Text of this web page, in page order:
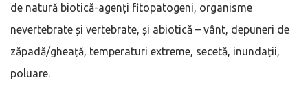
de natură biotică-agenți fitopatogeni, organisme
nevertebrate și vertebrate, și abiotică – vânt, depuneri de
zăpadă/gheață, temperaturi extreme, secetă, inundații,
poluare.